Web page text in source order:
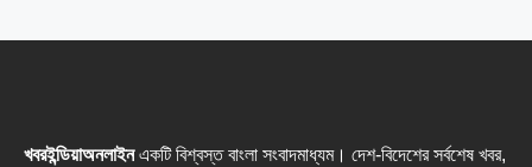
খবরইন্ডিয়াঅনলাইনএকটি বিশ্বস্ত বাংলা সংবাদমাধ্যম। দেশ-বিদেশের সর্বশেষ খবর,